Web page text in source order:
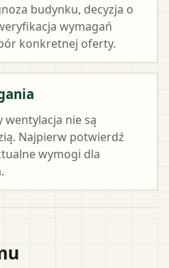
budynku, decyzja o
wymagań
konkretnej oferty.
wentylacja nie są
Najpierw potwierdź
wymogi dla